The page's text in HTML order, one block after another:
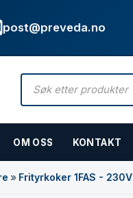
post@preveda.no
Products
search
OM OSS KONTAKT
» Frityrkoker 1FAS - 230V